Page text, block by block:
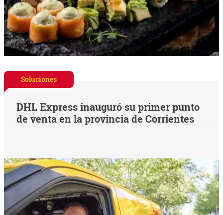
Soluciones
DHL Express inauguró su primer punto
de venta en la provincia de Corrientes